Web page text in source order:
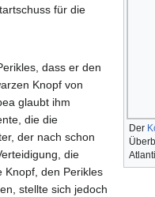
Der
für die
dass er den
Knopf von
glaubt ihm
die die
der nach schon
die
Knopf, den Perikles
stellte sich jedoch